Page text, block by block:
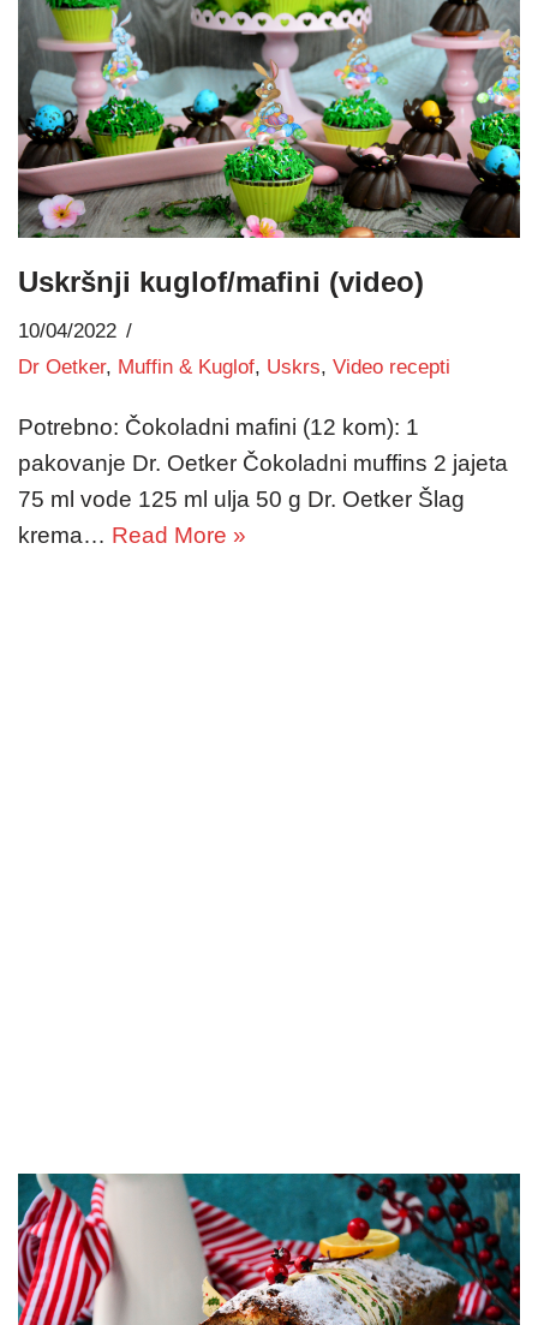
Uskršnji kuglof/mafini (video)
10/04/2022
Dr Oetker, Muffin & Kuglof, Uskrs, Video recepti
Potrebno: Čokoladni mafini (12 kom): 1
pakovanje Dr. Oetker Čokoladni muffins 2 jajeta
75 ml vode 125 ml ulja 50 g Dr. Oetker Šlag
krema… Read More »